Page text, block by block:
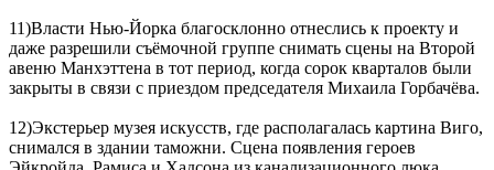
11)Власти Нью-Йорка благосклонно отнеслись к проекту и
даже разрешили съёмочной группе снимать сцены на Второй
авеню Манхэттена в тот период, когда сорок кварталов были
закрыты в связи с приездом председателя Михаила Горбачёва.
12)Экстерьер музея искусств, где располагалась картина Виго,
снимался в здании таможни. Сцена появления героев